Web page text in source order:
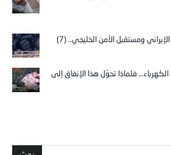
ومستقبل الأمن الخليجي.. (7)
الكهرباء… فلماذا تحوّل هذا الإنفاق إلى